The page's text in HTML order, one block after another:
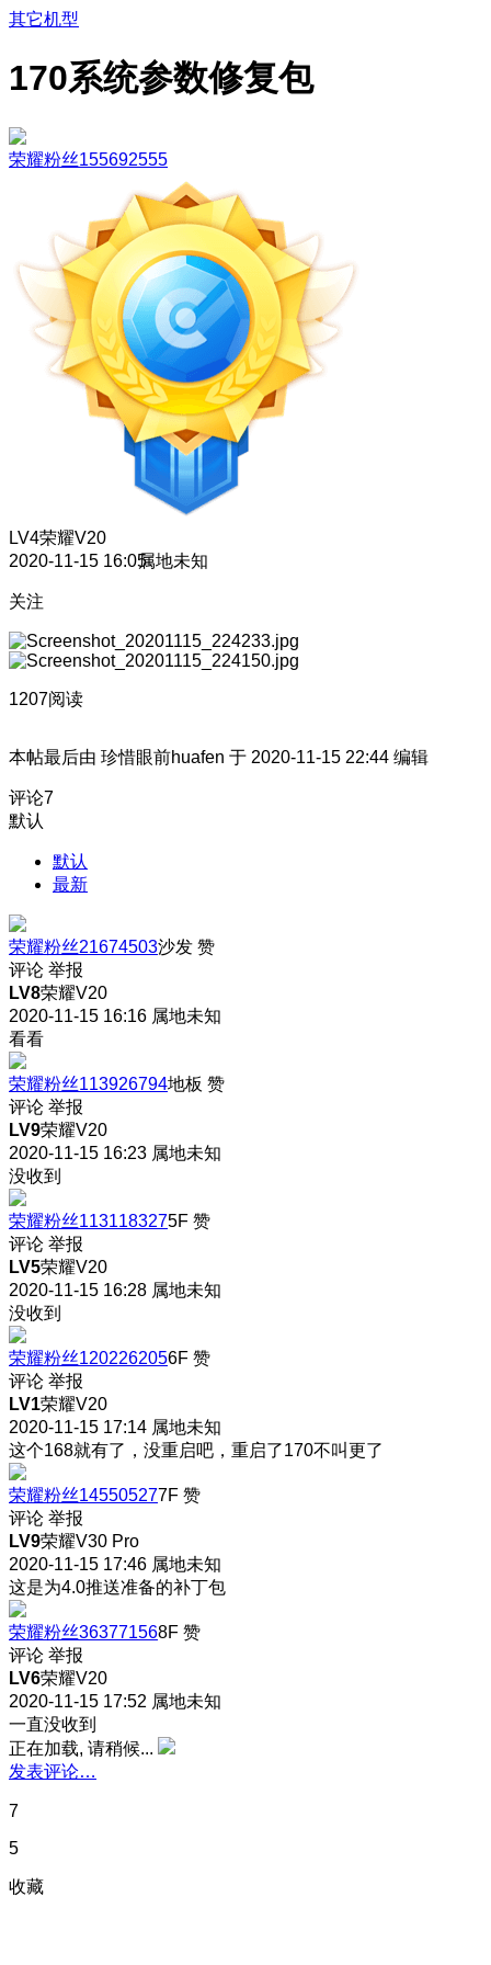
其它机型
170系统参数修复包
荣耀粉丝155692555
LV4荣耀V20
2020-11-15 16:05属地未知
关注
1207阅读
本帖最后由 珍惜眼前huafen 于 2020-11-15 22:44 编辑
评论7
默认
默认
最新
荣耀粉丝21674503沙发 赞
评论 举报
LV8荣耀V20
2020-11-15 16:16 属地未知
看看
荣耀粉丝113926794地板 赞
评论 举报
LV9荣耀V20
2020-11-15 16:23 属地未知
没收到
荣耀粉丝1131183275F 赞
评论 举报
LV5荣耀V20
2020-11-15 16:28 属地未知
没收到
荣耀粉丝1202262056F 赞
评论 举报
LV1荣耀V20
2020-11-15 17:14 属地未知
这个168就有了，没重启吧，重启了170不叫更了
荣耀粉丝145505277F 赞
评论 举报
LV9荣耀V30 Pro
2020-11-15 17:46 属地未知
这是为4.0推送准备的补丁包
荣耀粉丝363771568F 赞
评论 举报
LV6荣耀V20
2020-11-15 17:52 属地未知
一直没收到
正在加载, 请稍候...
发表评论…
7
5
收藏